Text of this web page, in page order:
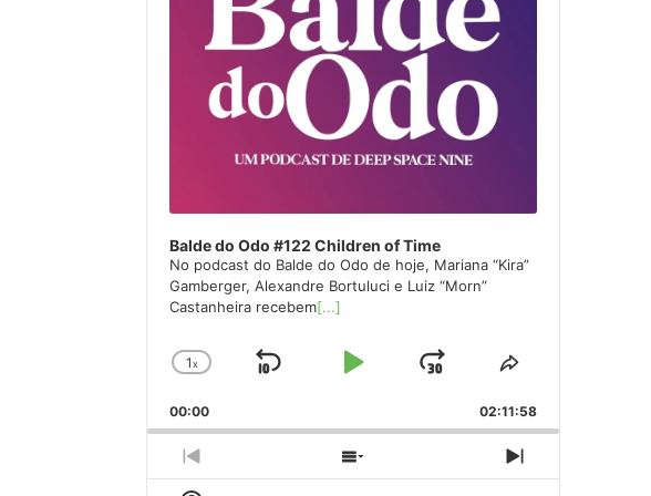
Balde do Odo #122 Children of Time
No podcast do Balde do Odo de hoje, Mariana “Kira”
Gamberger, Alexandre Bortuluci e Luiz “Morn”
Castanheira recebem[...]
Change
Rate
1x
Skip
Play
Jump
Forward
Share
Episode
00:00 02:11:58
Previous
Episode
Show
Next